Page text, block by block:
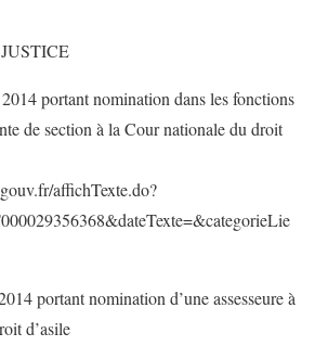
portant nomination dans les fonctions
de section à la Cour nationale du droit
affichTexte.do?
portant nomination d’une assesseure à
d’asile